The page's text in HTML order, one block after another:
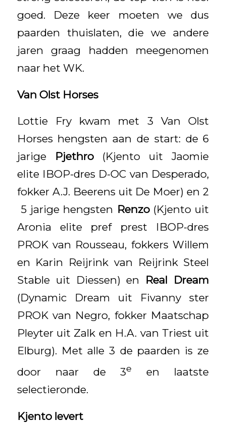
goed. Deze keer moeten we dus
paarden thuislaten, die we andere
jaren graag hadden meegenomen
naar het WK.
Van Olst Horses
Lottie Fry kwam met 3 Van Olst
Horses hengsten aan de start: de 6
jarige Pjethro(Kjento uit Jaomie
elite IBOP-dres D-OC van Desperado,
fokker A.J. Beerens uit De Moer) en 2
5 jarige hengsten Renzo(Kjento uit
Aronia elite pref prest IBOP-dres
PROK van Rousseau, fokkers Willem
en Karin Reijrink van Reijrink Steel
Stable uit Diessen) en Real Dream
(Dynamic Dream uit Fivanny ster
PROK van Negro, fokker Maatschap
Pleyter uit Zalk en H.A. van Triest uit
Elburg). Met alle 3 de paarden is ze
door naar de 3e
en laatste
selectieronde.
Kjento levert